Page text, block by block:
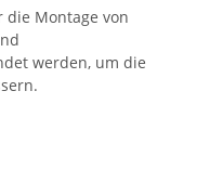
die Montage von
werden, um die